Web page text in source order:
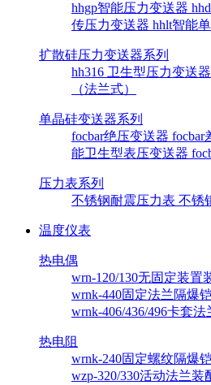
hhgp智能压力变送器
传压力变送器 hhlt智能
扩散硅压力变送器系列
hh316 卫生型压力变送器
（法兰式）
单晶硅变送器系列
focbar绝压变送器 focbar
能卫生型表压变送器
压力表系列
不锈钢耐震压力表 不锈
温度仪表
热电偶
wrn-120/130无固定装置
wrnk-440固定法兰隔爆
wrnk-406/436/496卡套
热电阻
wrnk-240固定螺纹隔爆
wzp-320/330活动法兰装